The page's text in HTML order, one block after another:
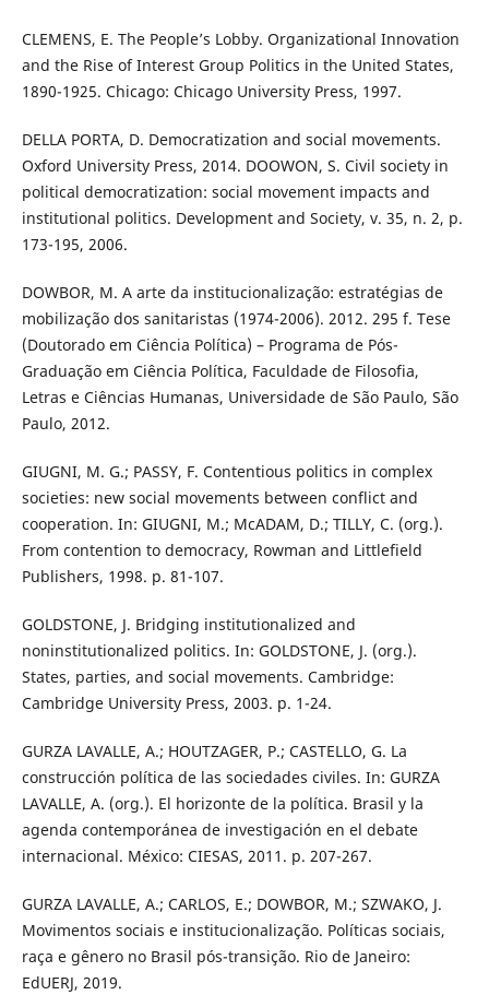
CLEMENS, E. The People’s Lobby. Organizational Innovation
and the Rise of Interest Group Politics in the United States,
1890-1925. Chicago: Chicago University Press, 1997.
DELLA PORTA, D. Democratization and social movements.
Oxford University Press, 2014. DOOWON, S. Civil society in
political democratization: social movement impacts and
institutional politics. Development and Society, v. 35, n. 2, p.
173-195, 2006.
DOWBOR, M. A arte da institucionalização: estratégias de
mobilização dos sanitaristas (1974-2006). 2012. 295 f. Tese
(Doutorado em Ciência Política) – Programa de Pós-
Graduação em Ciência Política, Faculdade de Filosofia,
Letras e Ciências Humanas, Universidade de São Paulo, São
Paulo, 2012.
GIUGNI, M. G.; PASSY, F. Contentious politics in complex
societies: new social movements between conflict and
cooperation. In: GIUGNI, M.; McADAM, D.; TILLY, C. (org.).
From contention to democracy, Rowman and Littlefield
Publishers, 1998. p. 81-107.
GOLDSTONE, J. Bridging institutionalized and
noninstitutionalized politics. In: GOLDSTONE, J. (org.).
States, parties, and social movements. Cambridge:
Cambridge University Press, 2003. p. 1-24.
GURZA LAVALLE, A.; HOUTZAGER, P.; CASTELLO, G. La
construcción política de las sociedades civiles. In: GURZA
LAVALLE, A. (org.). El horizonte de la política. Brasil y la
agenda contemporánea de investigación en el debate
internacional. México: CIESAS, 2011. p. 207-267.
GURZA LAVALLE, A.; CARLOS, E.; DOWBOR, M.; SZWAKO, J.
Movimentos sociais e institucionalização. Políticas sociais,
raça e gênero no Brasil pós-transição. Rio de Janeiro:
EdUERJ, 2019.